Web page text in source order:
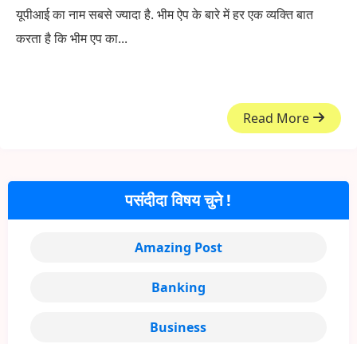
यूपीआई का नाम सबसे ज्यादा है. भीम ऐप के बारे में हर एक व्यक्ति बात
करता है कि भीम एप का...
Read More
पसंदीदा विषय चुने !
Amazing Post
Banking
Business